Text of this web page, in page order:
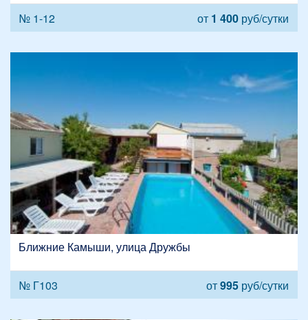
№ 1-12 от 1 400 руб/сутки
Ближние Камыши, улица Дружбы
№ Г103 от995 руб/сутки